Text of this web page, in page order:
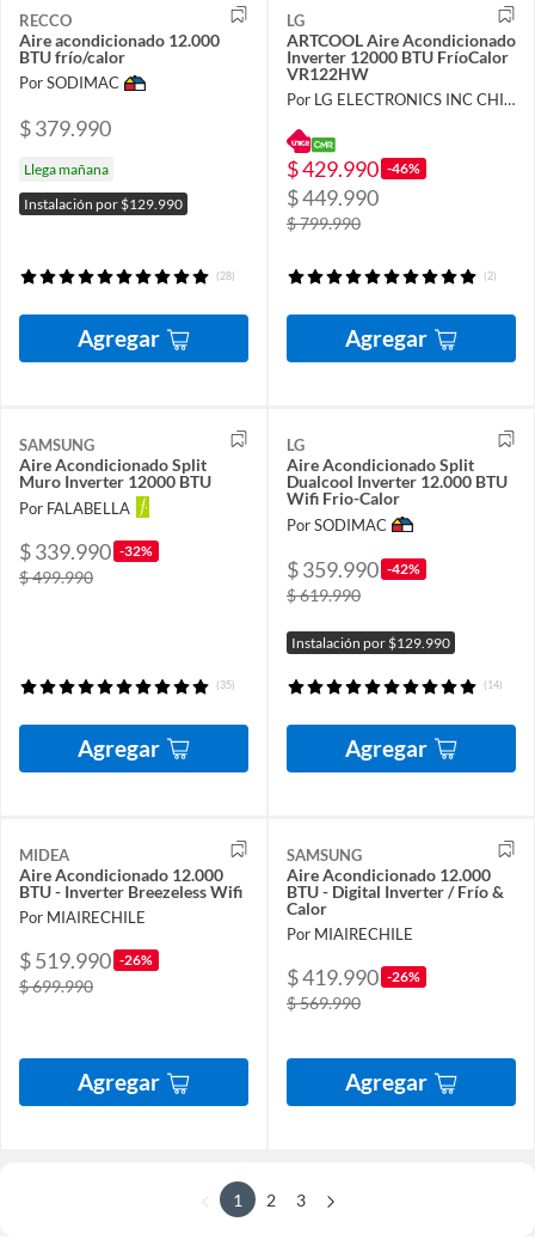
RECCO
Aire acondicionado 12.000
BTU frío/calor
Por SODIMAC
$ 379.990
Llega mañana
Instalación por $129.990
(28)
Agregar
LG
ARTCOOL Aire Acondicionado
Inverter 12000 BTU FríoCalor
VR122HW
Por LG ELECTRONICS INC CHILE LIMITADA
$ 429.990 -46%
$ 449.990
$ 799.990
(2)
Agregar
SAMSUNG
Aire Acondicionado Split
Muro Inverter 12000 BTU
Por FALABELLA
$ 339.990 -32%
$ 499.990
(35)
Agregar
LG
Aire Acondicionado Split
Dualcool Inverter 12.000 BTU
Wifi Frio-Calor
Por SODIMAC
$ 359.990 -42%
$ 619.990
Instalación por $129.990
(14)
Agregar
MIDEA
Aire Acondicionado 12.000
BTU - Inverter Breezeless Wifi
Por MIAIRECHILE
$ 519.990 -26%
$ 699.990
Agregar
SAMSUNG
Aire Acondicionado 12.000
BTU - Digital Inverter / Frío &
Calor
Por MIAIRECHILE
$ 419.990 -26%
$ 569.990
Agregar
1 2 3